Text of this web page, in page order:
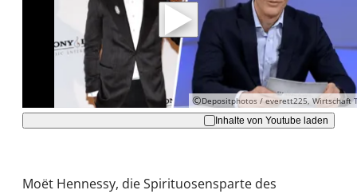
©Depositphotos / everett225, Wirtschaft
Daten an Youtube übertragen.
Hinweise dazu erhalten Sie in der Datenschutzerklärung
Akzeptieren
Inhalte von Youtube laden
Moët Hennessy, die Spirituosensparte des